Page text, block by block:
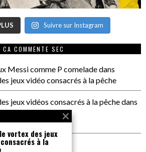
Suivre sur Instagram
CA COMMENTE SEC
Messi comme P comeladedans
jeux vidéo consacrés à la pêche
jeux vidéos consacrés à la pêchedans
Gnose
vortex des jeux
à la